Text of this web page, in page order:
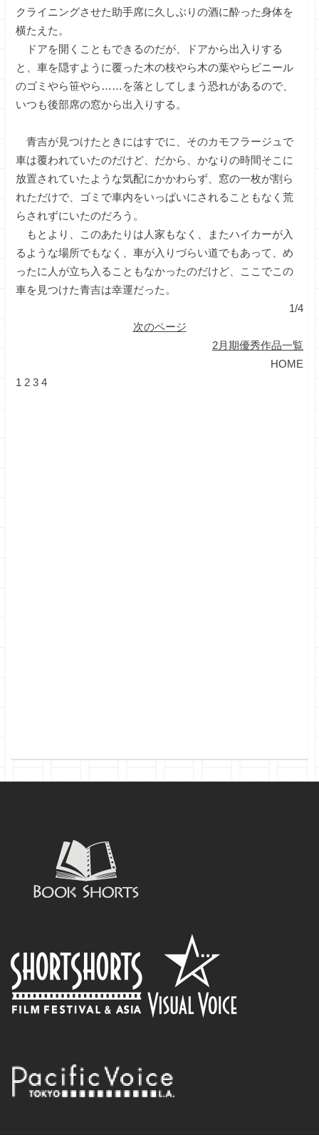
クライニングさせた助手席に久しぶりの酒に酔った身体を
横たえた。
ドアを開くこともできるのだが、ドアから出入りする
と、車を隠すように覆った木の枝やら木の葉やらビニール
のゴミやら笹やら……を落としてしまう恐れがあるので、
いつも後部席の窓から出入りする。
青吉が見つけたときにはすでに、そのカモフラージュで
車は覆われていたのだけど、だから、かなりの時間そこに
放置されていたような気配にかかわらず、窓の一枚が割ら
れただけで、ゴミで車内をいっぱいにされることもなく荒
らされずにいたのだろう。
もとより、このあたりは人家もなく、またハイカーが入
るような場所でもなく、車が入りづらい道でもあって、め
ったに人が立ち入ることもなかったのだけど、ここでこの
車を見つけた青吉は幸運だった。
1/4
次のページ
2月期優秀作品一覧
HOME
1 2 3 4